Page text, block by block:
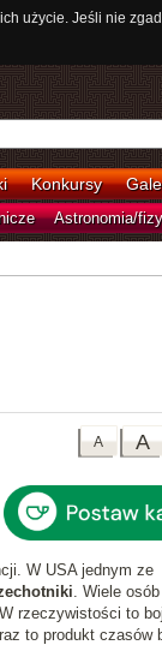
użycie. Jeśli nie
Konkursy
Astronomia/
A
A
W USA jednym ze
. Wiele
rzeczywistości to
to produkt czasów